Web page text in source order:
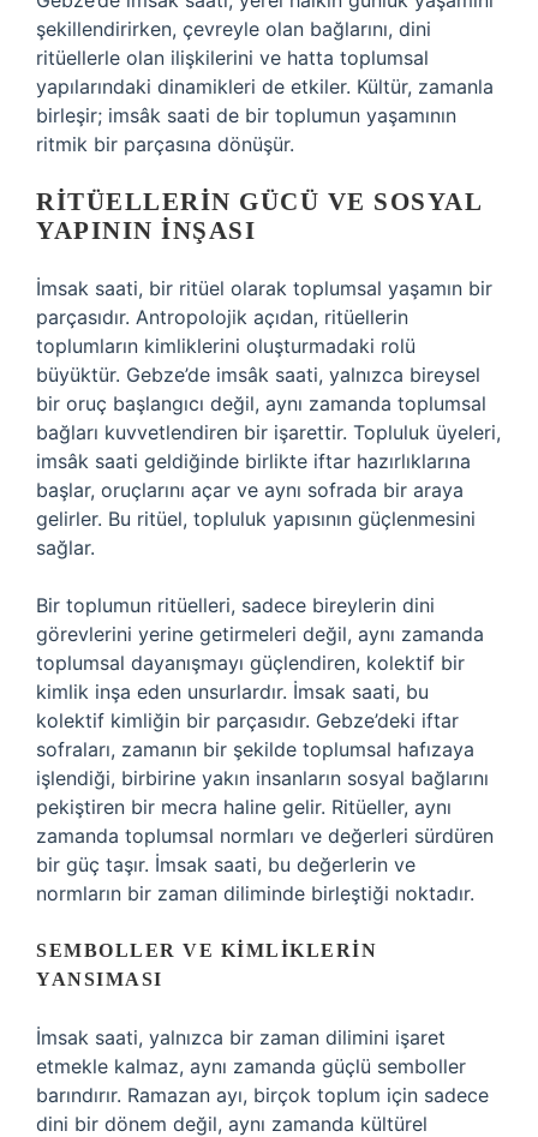
şekillendirirken, çevreyle olan bağlarını, dini
ritüellerle olan ilişkilerini ve hatta toplumsal
yapılarındaki dinamikleri de etkiler. Kültür, zamanla
birleşir; imsâk saati de bir toplumun yaşamının
ritmik bir parçasına dönüşür.
RITÜELLERIN GÜCÜ VE SOSYAL
YAPININ İNŞASI
İmsak saati, bir ritüel olarak toplumsal yaşamın bir
parçasıdır. Antropolojik açıdan, ritüellerin
toplumların kimliklerini oluşturmadaki rolü
büyüktür. Gebze’de imsâk saati, yalnızca bireysel
bir oruç başlangıcı değil, aynı zamanda toplumsal
bağları kuvvetlendiren bir işarettir. Topluluk üyeleri,
imsâk saati geldiğinde birlikte iftar hazırlıklarına
başlar, oruçlarını açar ve aynı sofrada bir araya
gelirler. Bu ritüel, topluluk yapısının güçlenmesini
sağlar.
Bir toplumun ritüelleri, sadece bireylerin dini
görevlerini yerine getirmeleri değil, aynı zamanda
toplumsal dayanışmayı güçlendiren, kolektif bir
kimlik inşa eden unsurlardır. İmsak saati, bu
kolektif kimliğin bir parçasıdır. Gebze’deki iftar
sofraları, zamanın bir şekilde toplumsal hafızaya
işlendiği, birbirine yakın insanların sosyal bağlarını
pekiştiren bir mecra haline gelir. Ritüeller, aynı
zamanda toplumsal normları ve değerleri sürdüren
bir güç taşır. İmsak saati, bu değerlerin ve
normların bir zaman diliminde birleştiği noktadır.
SEMBOLLER VE KIMLIKLERIN
YANSIMASI
İmsak saati, yalnızca bir zaman dilimini işaret
etmekle kalmaz, aynı zamanda güçlü semboller
barındırır. Ramazan ayı, birçok toplum için sadece
dini bir dönem değil, aynı zamanda kültürel